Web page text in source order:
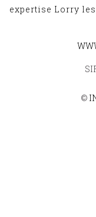
expertise Lorry les
BROCANTE ET
BROCANTE ET
BROCANTE ET
©